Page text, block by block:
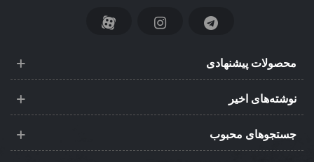
محصولات پیشنهادی
نوشته‌های اخیر
جستجوهای محبوب